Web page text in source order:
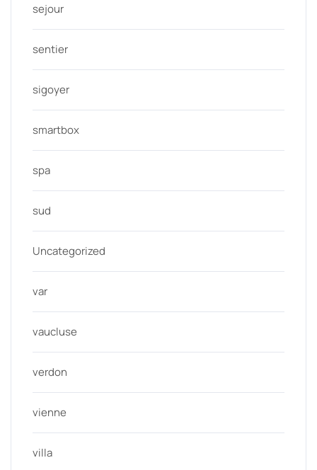
sejour
sentier
sigoyer
smartbox
spa
sud
Uncategorized
var
vaucluse
verdon
vienne
villa